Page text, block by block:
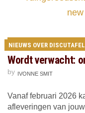
NIEUWS OVER DISCUTAFEL
Wordt verwacht:
by IVONNE SMIT
Vanaf februari 2026
afleveringen van